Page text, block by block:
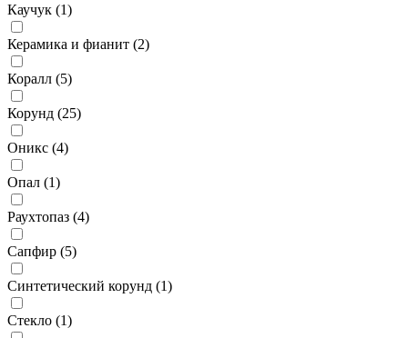
Каучук (1)
Керамика и фианит (2)
Коралл (5)
Корунд (25)
Оникс (4)
Опал (1)
Раухтопаз (4)
Сапфир (5)
Синтетический корунд (1)
Стекло (1)